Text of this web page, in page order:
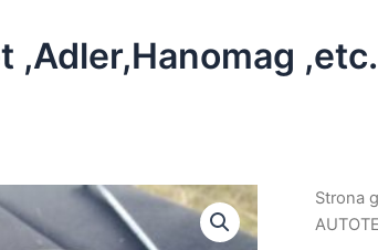
,Adler,Hanomag
Strona
ilość
2